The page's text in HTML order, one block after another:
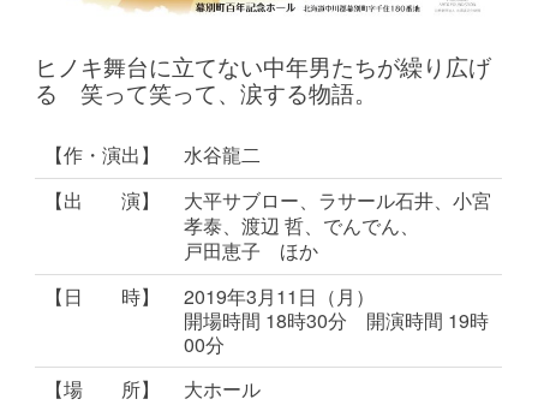
ヒノキ舞台に立てない中年男たちが繰り広げ
る 笑って笑って、涙する物語。
【作・演出】
水谷龍二
【出 演】
大平サブロー、ラサール石井、小宮
孝泰、渡辺 哲、でんでん、
戸田恵子 ほか
【日 時】
2019年3月11日（月）
開場時間 18時30分 開演時間 19時
00分
【場 所】
大ホール